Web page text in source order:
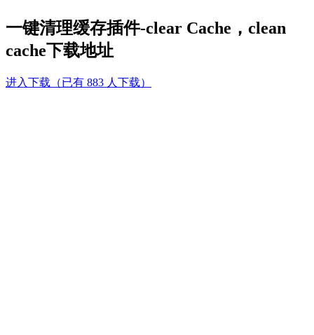
一键清理缓存插件-clear Cache，clean
cache下载地址
进入下载（已有 883 人下载）